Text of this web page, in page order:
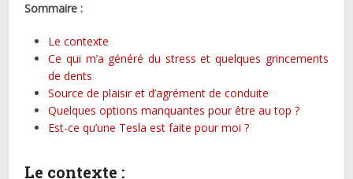
Sommaire :
Le contexte
Ce qui m’a généré du stress et quelques grincements
de dents
Source de plaisir et d’agrément de conduite
Quelques options manquantes pour être au top ?
Est-ce qu’une Tesla est faite pour moi ?
Le contexte :